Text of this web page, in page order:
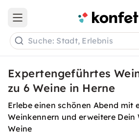
Open main menu
Suche: Stadt, Erlebnis
Expertengeführtes
zu 6 Weine in Herne
Erlebe einen schönen Abend mit
Weinkennern und erweitere Dein
Weine